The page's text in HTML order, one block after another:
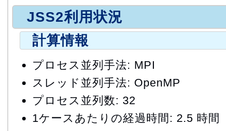
JSS2利用状況
計算情報
プロセス並列手法: MPI
スレッド並列手法: OpenMP
プロセス並列数: 32
1ケースあたりの経過時間: 2.5 時間